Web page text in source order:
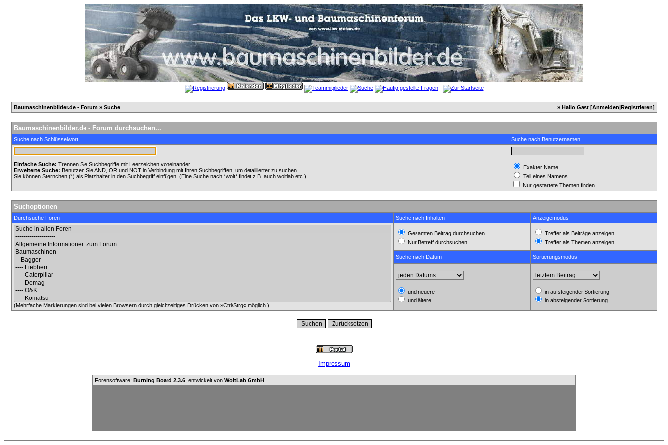
Baumaschinenbilder.de - Forum » Suche » Hallo Gast [Anmelden|Registrieren]
Baumaschinenbilder.de - Forum durchsuchen...
Suche nach Schlüsselwort Suche nach Benutzernamen
Einfache Suche: Trennen Sie Suchbegriffe mit Leerzeichen voneinander.
Erweiterte Suche: Benutzen Sie AND, OR und NOT in Verbindung mit Ihren Suchbegriffen, um detaillierter zu suchen.
Sie können Sternchen (*) als Platzhalter in den Suchbegriff einfügen. (Eine Suche nach *wolt* findet z.B. auch woltlab etc.)
Exakter Name
Teil eines Namens
Nur gestartete Themen finden
Suchoptionen
Durchsuche Foren Suche nach Inhalten Anzeigemodus
(Mehrfache Markierungen sind bei vielen Browsern durch gleichzeitiges Drücken von »Ctrl/Strg« möglich.)
Gesamten Beitrag durchsuchen
Nur Betreff durchsuchen
Treffer als Beiträge anzeigen
Treffer als Themen anzeigen
Suche nach Datum Sortierungsmodus
und neuere
und ältere
in aufsteigender Sortierung
in absteigender Sortierung
Impressum
Forensoftware: Burning Board 2.3.6 , entwickelt von WoltLab GmbH